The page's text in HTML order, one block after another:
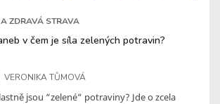
ZDRAVÁ STRAVA
v čem je síla zelených potravin?
VERONIKA TŮMOVÁ
jsou “zelené“ potraviny? Jde o zcela